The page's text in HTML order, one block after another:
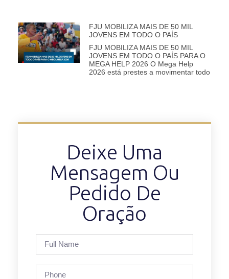
FJU MOBILIZA MAIS DE 50 MIL
JOVENS EM TODO O PAÍS
FJU MOBILIZA MAIS DE 50 MIL
JOVENS EM TODO O PAÍS PARA O
MEGA HELP 2026 O Mega Help
2026 está prestes a movimentar todo
Deixe Uma
Mensagem Ou
Pedido De
Oração